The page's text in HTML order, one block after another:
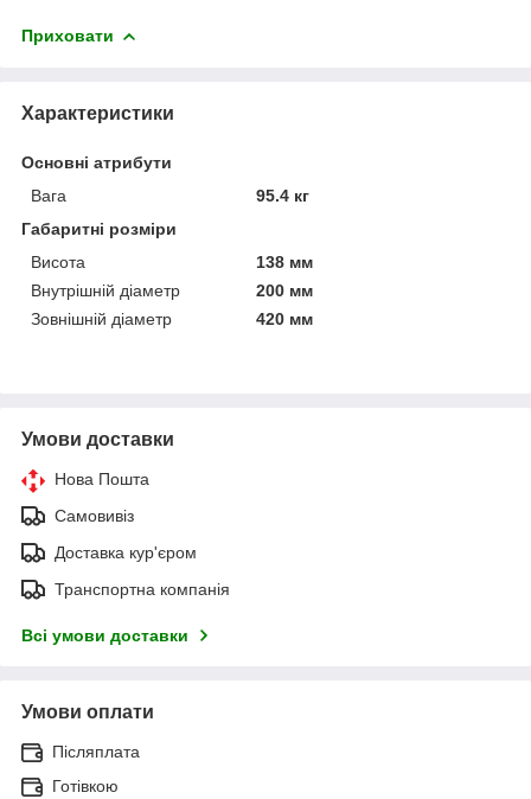
Приховати
Характеристики
Основні атрибути
Вага
95.4 кг
Габаритні розміри
Висота
138 мм
Внутрішній діаметр
200 мм
Зовнішній діаметр
420 мм
Умови доставки
Нова Пошта
Самовивіз
Доставка кур'єром
Транспортна компанія
Всі умови доставки
Умови оплати
Післяплата
Готівкою